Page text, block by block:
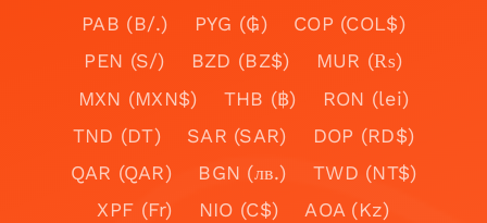
PAB (B/.)
PYG (₲)
COP (COL$)
PEN (S/)
BZD (BZ$)
MUR (₨)
MXN (MXN$)
THB (฿)
RON (lei)
TND (DT)
SAR (SAR)
DOP (RD$)
QAR (QAR)
BGN (лв.)
TWD (NT$)
XPF (Fr)
NIO (C$)
AOA (Kz)